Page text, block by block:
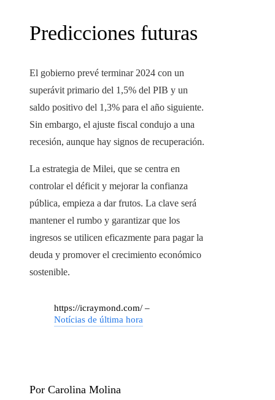
Predicciones futuras
El gobierno prevé terminar 2024 con un
superávit primario del 1,5% del PIB y un
saldo positivo del 1,3% para el año siguiente.
Sin embargo, el ajuste fiscal condujo a una
recesión, aunque hay signos de recuperación.
La estrategia de Milei, que se centra en
controlar el déficit y mejorar la confianza
pública, empieza a dar frutos. La clave será
mantener el rumbo y garantizar que los
ingresos se utilicen eficazmente para pagar la
deuda y promover el crecimiento económico
sostenible.
https://icraymond.com/ –
Notícias de última hora
Por Carolina Molina